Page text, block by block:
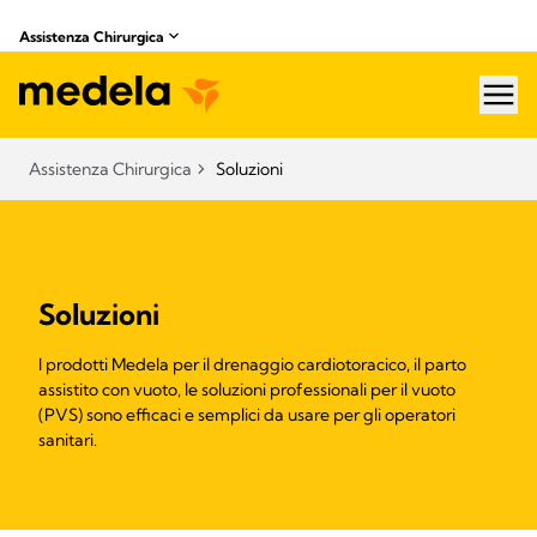
Assistenza Chirurgica
Assistenza Chirurgica Soluzioni
Soluzioni
I prodotti Medela per il drenaggio cardiotoracico, il parto
assistito con vuoto, le soluzioni professionali per il vuoto
(PVS) sono efficaci e semplici da usare per gli operatori
sanitari.